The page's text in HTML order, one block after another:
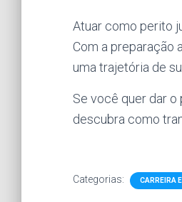
Atuar como perito
Com a preparação
uma trajetória de
Se você quer dar
descubra como
Categorias: CARREIRA